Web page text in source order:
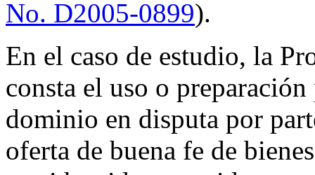
No. D2005-0899).
En el caso de estudio, la
consta el uso o
dominio en disputa por
oferta de buena fe de